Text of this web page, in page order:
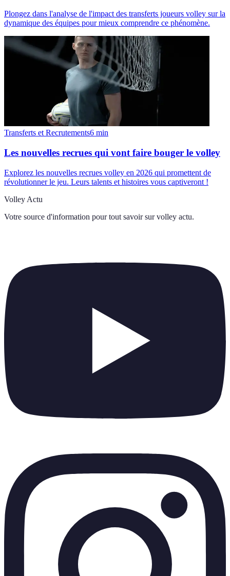
Plongez dans l'analyse de l'impact des transferts joueurs volley sur la
dynamique des équipes pour mieux comprendre ce phénomène.
Transferts et Recrutements6 min
Les nouvelles recrues qui vont faire bouger le volley
Explorez les nouvelles recrues volley en 2026 qui promettent de
révolutionner le jeu. Leurs talents et histoires vous captiveront !
Volley Actu
Votre source d'information pour tout savoir sur volley actu.